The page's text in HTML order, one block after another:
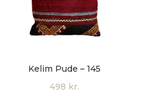
Kelim Pude – 145
498 kr.